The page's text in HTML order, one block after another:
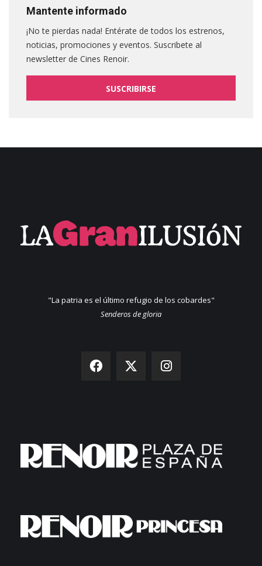
Mantente informado
¡No te pierdas nada! Entérate de todos los estrenos,
noticias, promociones y eventos. Suscribete al
newsletter de Cines Renoir.
SUSCRIBIRSE
"La patria es el último refugio de los cobardes"
Senderos de gloria